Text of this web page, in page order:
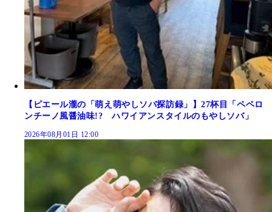
【ピエール瀧の「萌え萌やしソバ探訪録」】27杯目「ペペロ
ンチーノ風醤油味!? ハワイアンスタイルのもやしソバ」
2026年08月01日 12:00